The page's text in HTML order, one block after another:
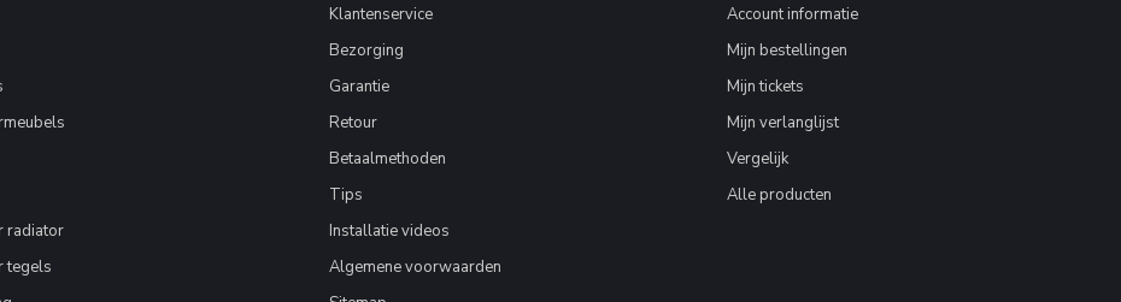
radiator
tegels
Klantenservice
Bezorging
Garantie
Retour
Betaalmethoden
Tips
Installatie videos
Algemene voorwaarden
Account informatie
Mijn bestellingen
Mijn tickets
Mijn verlanglijst
Vergelijk
Alle producten